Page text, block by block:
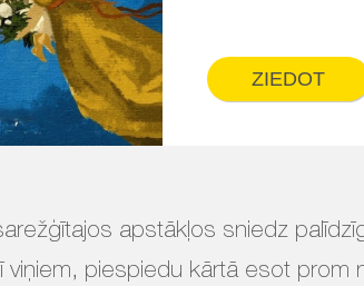
ZIEDOT
apstākļos sniedz
viņiem, piespiedu kārtā esot prom